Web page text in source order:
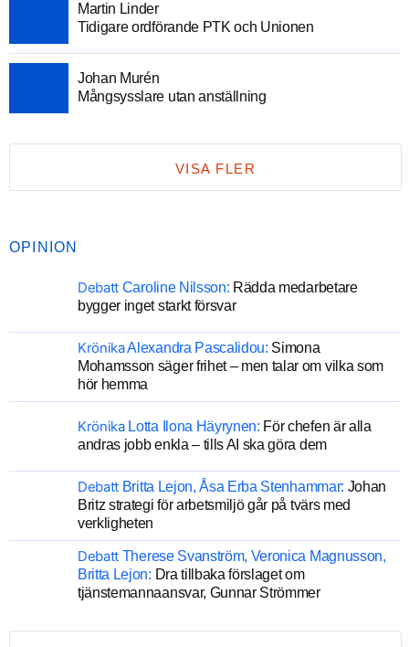
Martin Linder
Tidigare ordförande PTK och Unionen
Johan Murén
Mångsysslare utan anställning
VISA FLER
OPINION
Debatt Caroline Nilsson: Rädda medarbetare
bygger inget starkt försvar
KrönikaAlexandra Pascalidou: Simona
Mohamsson säger frihet – men talar om vilka som
hör hemma
Krönika Lotta Ilona Häyrynen: För chefen är alla
andras jobb enkla – tills AI ska göra dem
Debatt Britta Lejon, Åsa Erba Stenhammar: Johan
Britz strategi för arbetsmiljö går på tvärs med
verkligheten
Debatt Therese Svanström, Veronica Magnusson,
Britta Lejon: Dra tillbaka förslaget om
tjänstemannaansvar, Gunnar Strömmer